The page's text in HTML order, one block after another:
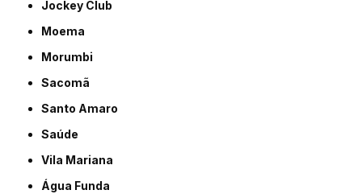
Jockey Club
Moema
Morumbi
Sacomã
Santo Amaro
Saúde
Vila Mariana
Água Funda